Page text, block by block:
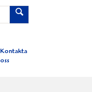
Kontakta
oss